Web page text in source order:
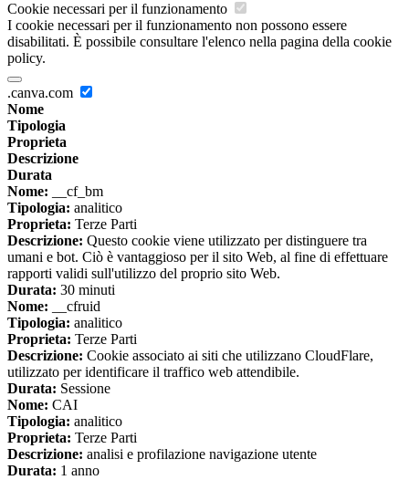
Cookie necessari per il funzionamento
I cookie necessari per il funzionamento non possono essere
disabilitati. È possibile consultare l'elenco nella pagina della cookie
policy.
.canva.com
Nome
Tipologia
Proprieta
Descrizione
Durata
Nome: __cf_bm
Tipologia: analitico
Proprieta: Terze Parti
Descrizione: Questo cookie viene utilizzato per distinguere tra
umani e bot. Ciò è vantaggioso per il sito Web, al fine di effettuare
rapporti validi sull'utilizzo del proprio sito Web.
Durata: 30 minuti
Nome: __cfruid
Tipologia: analitico
Proprieta: Terze Parti
Descrizione: Cookie associato ai siti che utilizzano CloudFlare,
utilizzato per identificare il traffico web attendibile.
Durata: Sessione
Nome: CAI
Tipologia: analitico
Proprieta: Terze Parti
Descrizione: analisi e profilazione navigazione utente
Durata: 1 anno